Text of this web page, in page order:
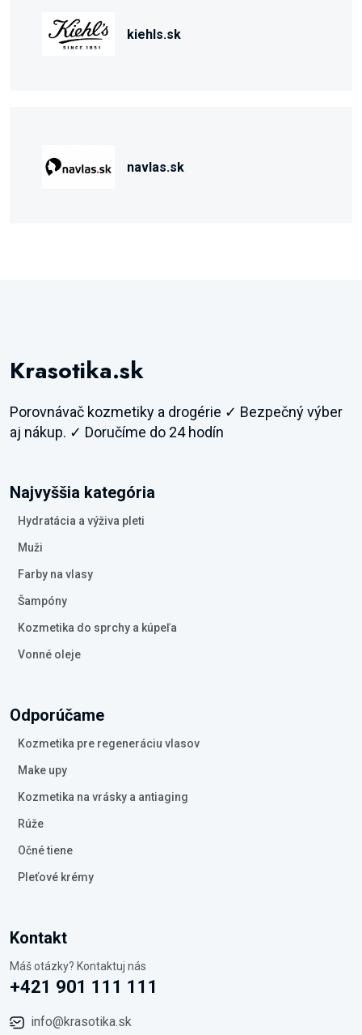
kiehls.sk
navlas.sk
Krasotika.sk
Porovnávač kozmetiky a drogérie ✓ Bezpečný výber
aj nákup. ✓ Doručíme do 24 hodín
Najvyššia kategória
Hydratácia a výživa pleti
Muži
Farby na vlasy
Šampóny
Kozmetika do sprchy a kúpeľa
Vonné oleje
Odporúčame
Kozmetika pre regeneráciu vlasov
Make upy
Kozmetika na vrásky a antiaging
Rúže
Očné tiene
Pleťové krémy
Kontakt
Máš otázky? Kontaktuj nás
+421 901 111 111
info@krasotika.sk